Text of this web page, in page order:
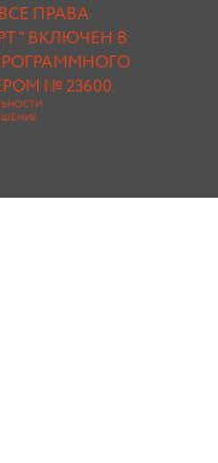
ВСЕ ПРАВА
" ВКЛЮЧЕН В
№ 23600.